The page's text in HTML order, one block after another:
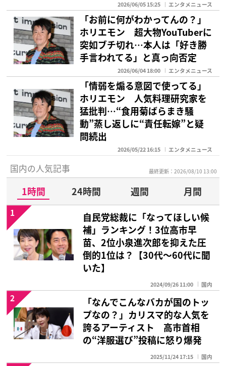
2026/06/05 15:25 エンタメニュース
「お前に何がわかってんの？」
ホリエモン 超大物YouTuberに
突如ブチ切れ…本人は「好き勝
手言われてる」と真っ向否定
2026/06/04 18:00 エンタメニュース
「情弱を煽る意図で使ってる」
ホリエモン 人気料理研究家を
猛批判…“食用菊ばらまき騒
動”蒸し返しに“責任転嫁”と疑
問続出
2026/05/22 16:15 エンタメニュース
国内の人気記事 最終更新：2026/08/10 13:00
1時間 24時間 週間
月間
自民党総裁に「なってほしい候
補」ランキング！3位高市早
苗、2位小泉進次郎を抑えた圧
倒的1位は？【30代〜60代に聞
いた】
2024/09/26 11:00 国内
1
「なんでこんなバカが国のトッ
プなの？」カリスマ的な人気を
誇るアーティスト 高市首相
の“洋服選び”投稿に怒り爆発
2025/11/24 17:15 国内
2